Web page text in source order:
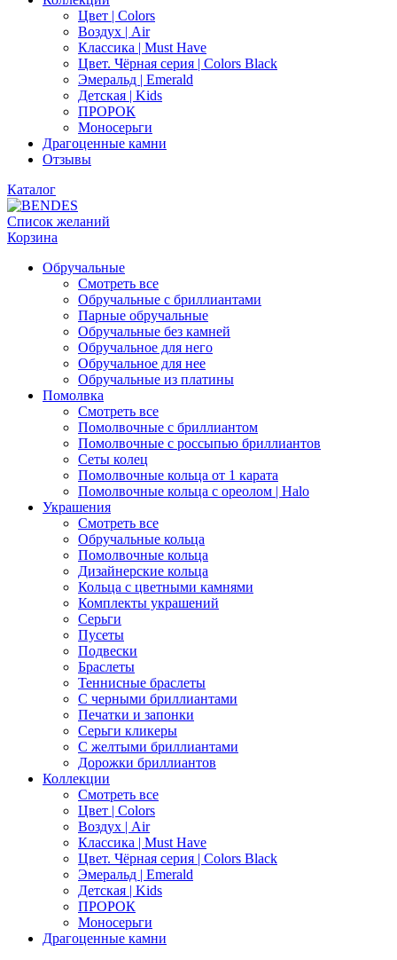
Цвет | Colors
Воздух | Air
Классика | Must Have
Цвет. Чёрная серия | Colors Black
Эмеральд | Emerald
Детская | Kids
ПРОРОК
Моносерьги
Драгоценные камни
Отзывы
Каталог
Список желаний
Корзина
Обручальные
Смотреть все
Обручальные с бриллиантами
Парные обручальные
Обручальные без камней
Обручальное для него
Обручальное для нее
Обручальные из платины
Помолвка
Смотреть все
Помолвочные с бриллиантом
Помолвочные с россыпью бриллиантов
Сеты колец
Помолвочные кольца от 1 карата
Помолвочные кольца с ореолом | Halo
Украшения
Смотреть все
Обручальные кольца
Помолвочные кольца
Дизайнерские кольца
Кольца с цветными камнями
Комплекты украшений
Серьги
Пусеты
Подвески
Браслеты
Теннисные браслеты
C черными бриллиантами
Печатки и запонки
Серьги кликеры
С желтыми бриллиантами
Дорожки бриллиантов
Коллекции
Смотреть все
Цвет | Colors
Воздух | Air
Классика | Must Have
Цвет. Чёрная серия | Colors Black
Эмеральд | Emerald
Детская | Kids
ПРОРОК
Моносерьги
Драгоценные камни